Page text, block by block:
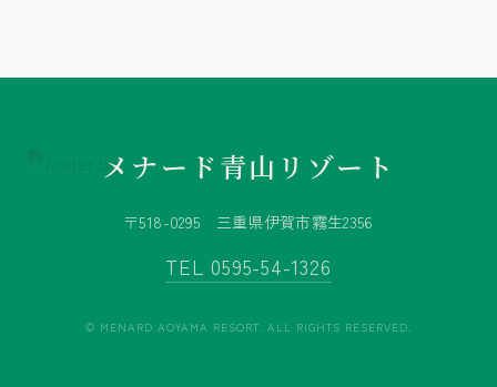
メナード青山リゾート
〒518-0295 三重県伊賀市霧生2356
TEL 0595-54-1326
© MENARD AOYAMA RESORT. ALL RIGHTS RESERVED.